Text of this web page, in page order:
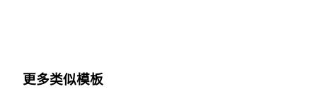
更多类似模板